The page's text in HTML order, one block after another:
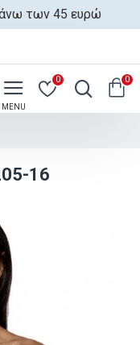
των 45 ευρώ
0 0
16